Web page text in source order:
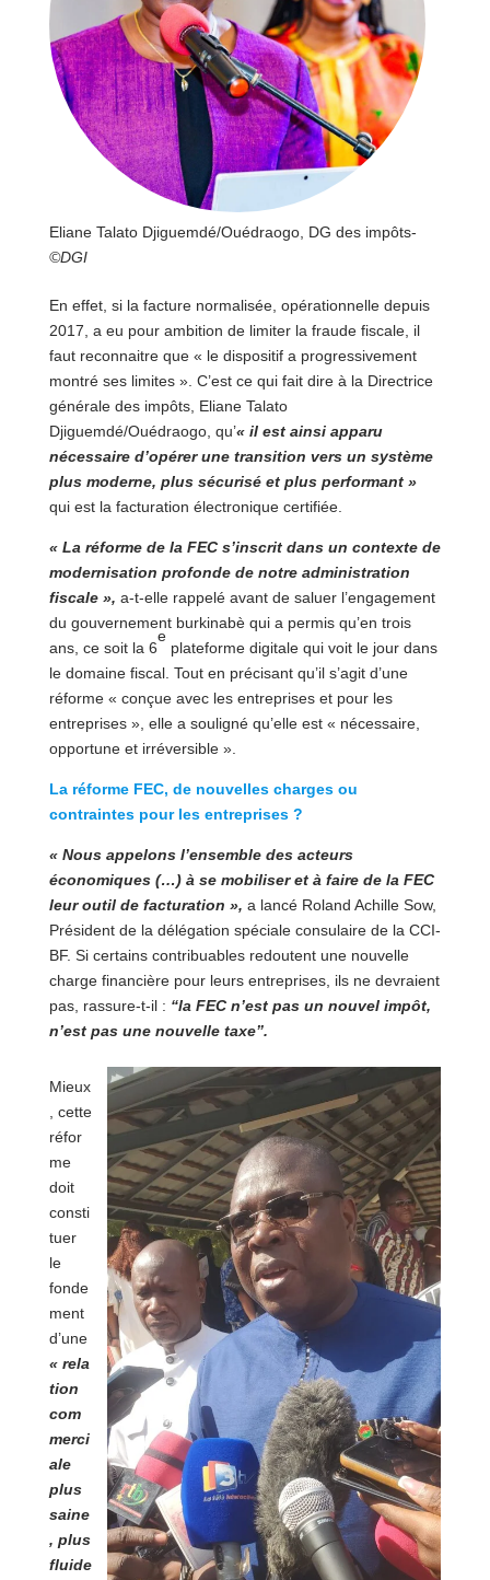
Eliane Talato Djiguemdé/Ouédraogo, DG des impôts-
©DGI
En effet, si la facture normalisée, opérationnelle depuis
2017, a eu pour ambition de limiter la fraude fiscale, il
faut reconnaitre que « le dispositif a progressivement
montré ses limites ». C’est ce qui fait dire à la Directrice
générale des impôts, Eliane Talato
Djiguemdé/Ouédraogo, qu’« il est ainsi apparu
nécessaire d’opérer une transition vers un système
plus moderne, plus sécurisé et plus performant »
qui est la facturation électronique certifiée.
« La réforme de la FEC s’inscrit dans un contexte de
modernisation profonde de notre administration
fiscale », a-t-elle rappelé avant de saluer l’engagement
du gouvernement burkinabè qui a permis qu’en trois
ans, ce soit la 6
e
plateforme digitale qui voit le jour dans
le domaine fiscal. Tout en précisant qu’il s’agit d’une
réforme « conçue avec les entreprises et pour les
entreprises », elle a souligné qu’elle est « nécessaire,
opportune et irréversible ».
La réforme FEC, de nouvelles charges ou
contraintes pour les entreprises ?
« Nous appelons l’ensemble des acteurs
économiques (…) à se mobiliser et à faire de la FEC
leur outil de facturation », a lancé Roland Achille Sow,
Président de la délégation spéciale consulaire de la CCI-
BF. Si certains contribuables redoutent une nouvelle
charge financière pour leurs entreprises, ils ne devraient
pas, rassure-t-il : “la FEC n’est pas un nouvel impôt,
n’est pas une nouvelle taxe”.
Mieux
, cette
réfor
me
doit
consti
tuer
le
fonde
ment
d’une
« rela
tion
com
merci
ale
plus
saine
, plus
fluide